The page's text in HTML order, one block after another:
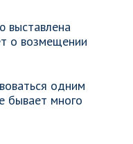
выставлена
о возмещении
одним
бывает много